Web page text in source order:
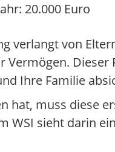
20.000 Euro
verlangt von
Dieser
Ihre Familie
hat, muss diese
WSI sieht darin